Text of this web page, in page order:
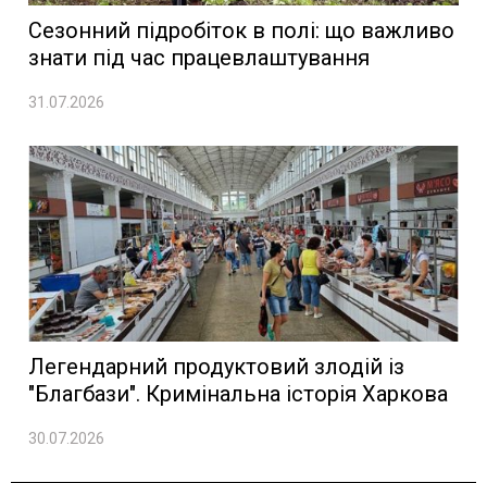
Сезонний підробіток в полі: що важливо
знати під час працевлаштування
31.07.2026
Легендарний продуктовий злодій із
"Благбази". Кримінальна історія Харкова
30.07.2026